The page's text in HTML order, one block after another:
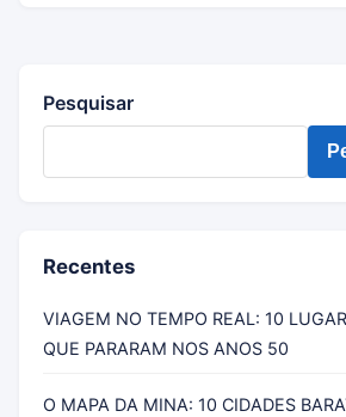
Pesquisar
Recentes
VIAGEM NO TEMPO REAL: 10
QUE PARARAM NOS ANOS 50
O MAPA DA MINA: 10 CIDADES